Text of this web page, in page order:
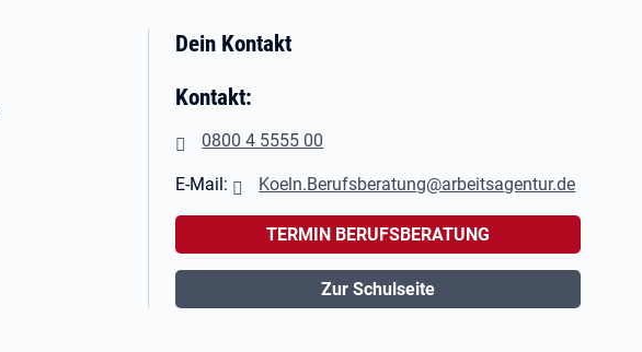
Dein Kontakt
Kontakt:
0800 4 5555 00
E-Mail: Koeln.Berufsberatung@arbeitsagentur.de
TERMIN BERUFSBERATUNG
Zur Schulseite